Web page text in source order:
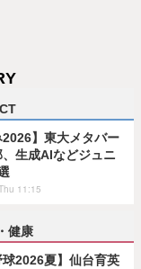
2026】東大メタバー
、生成AIなどジュニ
11:15
健康
球2026夏】仙台育英